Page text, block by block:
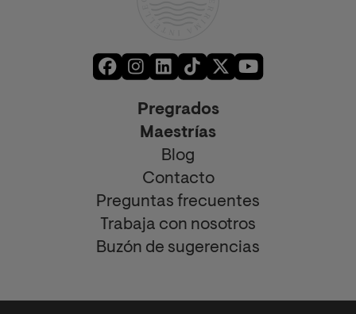
Pregrados
Maestrías
Blog
Contacto
Preguntas frecuentes
Trabaja con nosotros
Buzón de sugerencias